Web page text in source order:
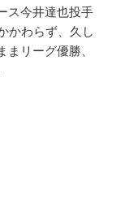
ス今井達也投手
かわらず、久し
リーグ優勝、